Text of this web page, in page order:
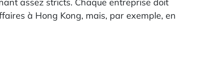
assez stricts. Chaque entreprise doit
à Hong Kong, mais, par exemple, en